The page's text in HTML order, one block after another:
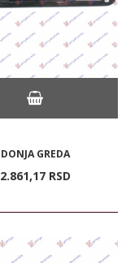
DONJA GREDA
2.861,17 RSD